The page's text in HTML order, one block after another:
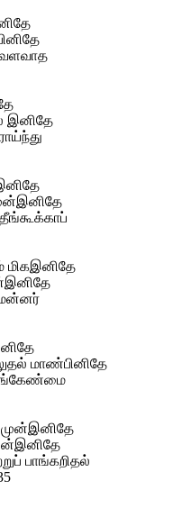
மிகஇனிதே
மாண்பினிதே
முன்இனிதே
பாங்கறிதல்